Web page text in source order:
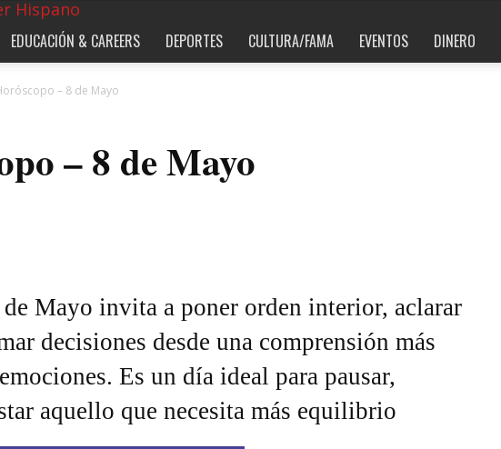
EDUCACIÓN & CAREERS DEPORTES CULTURA/FAMA EVENTOS DINERO
– 8 de Mayo
– 8 de Mayo
Mayo invita a poner orden interior, aclarar
decisiones desde una comprensión más
Es un día ideal para pausar,
aquello que necesita más equilibrio